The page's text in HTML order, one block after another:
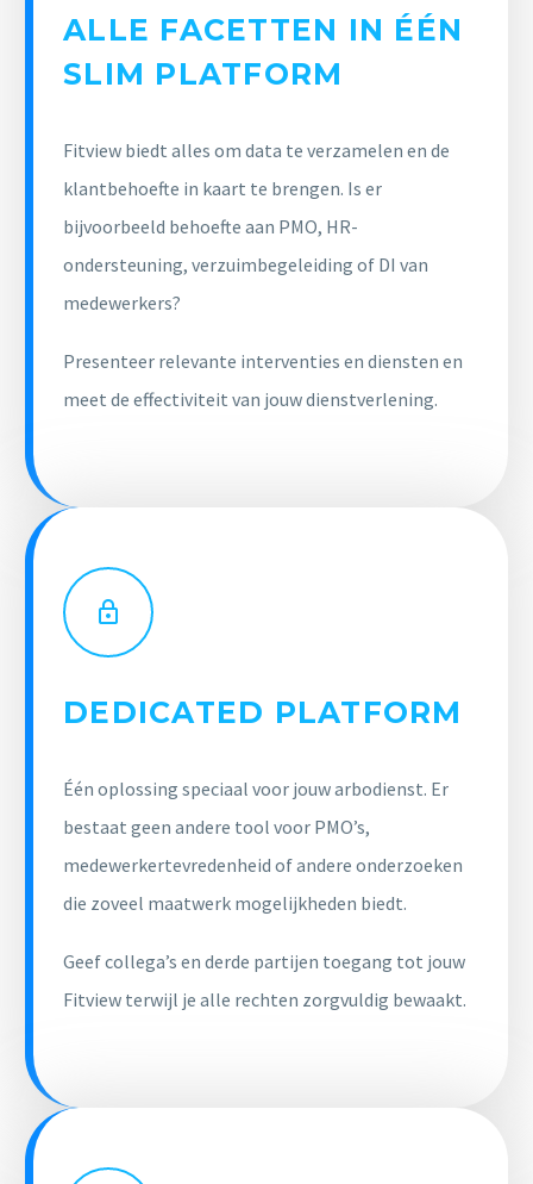
ALLE FACETTEN IN ÉÉN
SLIM PLATFORM
Fitview biedt alles om data te verzamelen en de
klantbehoefte in kaart te brengen. Is er
bijvoorbeeld behoefte aan PMO, HR-
ondersteuning, verzuimbegeleiding of DI van
medewerkers?
Presenteer relevante interventies en diensten en
meet de effectiviteit van jouw dienstverlening.
DEDICATED PLATFORM
Één oplossing speciaal voor jouw arbodienst. Er
bestaat geen andere tool voor PMO’s,
medewerkertevredenheid of andere onderzoeken
die zoveel maatwerk mogelijkheden biedt.
Geef collega’s en derde partijen toegang tot jouw
Fitview terwijl je alle rechten zorgvuldig bewaakt.